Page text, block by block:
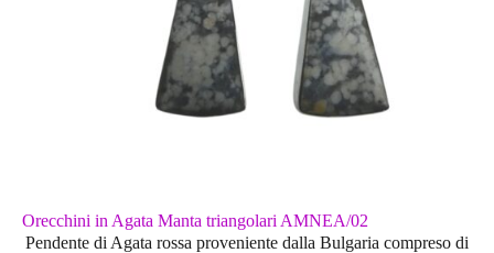
Orecchini in Agata Manta triangolari AMNEA/02
Pendente di Agata rossa proveniente dalla Bulgaria compreso di